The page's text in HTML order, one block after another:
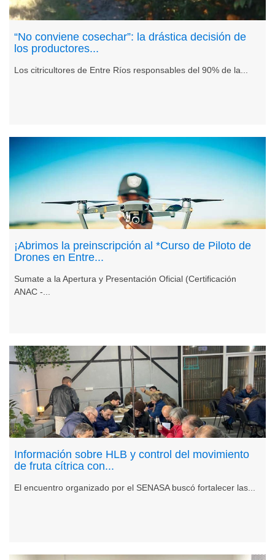
“No conviene cosechar”: la drástica decisión de
los productores...
Los citricultores de Entre Ríos responsables del 90% de la...
¡Abrimos la preinscripción al *Curso de Piloto de
Drones en Entre...
Sumate a la Apertura y Presentación Oficial (Certificación
ANAC -...
Información sobre HLB y control del movimiento
de fruta cítrica con...
El encuentro organizado por el SENASA buscó fortalecer las...